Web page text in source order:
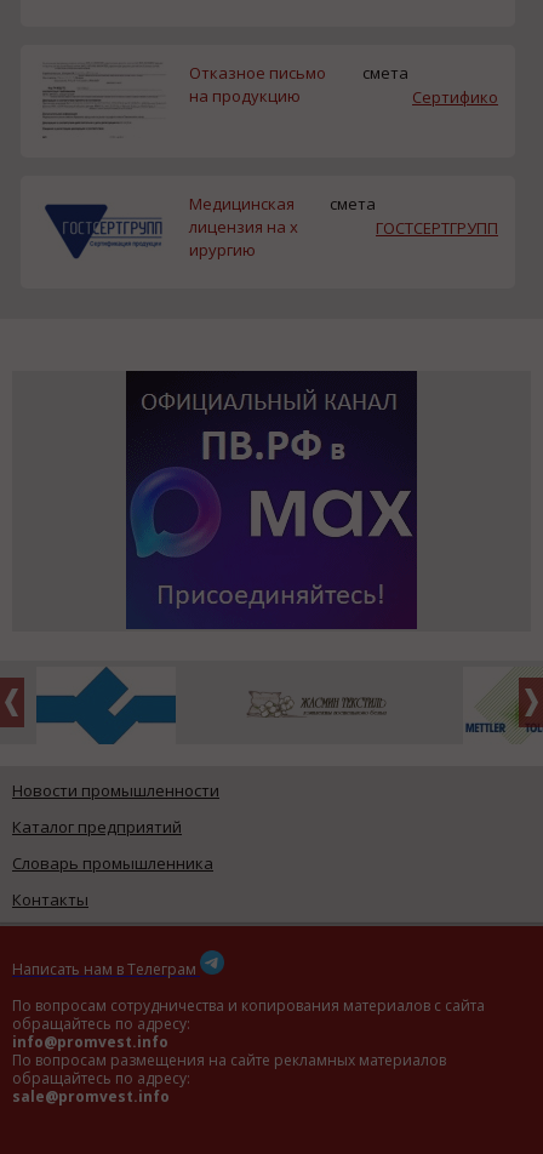
Отказное письмо
на продукцию
смета
Сертифико
Медицинская
лицензия на х
ирургию
смета
ГОСТСЕРТГРУПП
Новости промышленности
Каталог предприятий
Словарь промышленника
Контакты
Написать нам в Телеграм
По вопросам сотрудничества и копирования материалов с сайта
обращайтесь по адресу:
info@promvest.info
По вопросам размещения на сайте рекламных материалов
обращайтесь по адресу:
sale@promvest.info